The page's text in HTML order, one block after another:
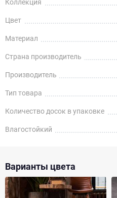
Коллекция
Цвет
Материал
Страна производитель
Производитель
Тип товара
Количество досок в упаковке
Влагостойкий
Варианты цвета